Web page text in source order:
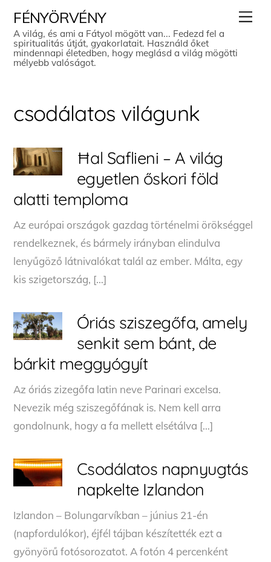
content
FÉNYÖRVÉNY
A világ, és ami a Fátyol mögött van... Fedezd fel a
spiritualitás útját, gyakorlatait. Használd őket
mindennapi életedben, hogy meglásd a világ mögötti
mélyebb valóságot.
csodálatos világunk
Ħal Saflieni – A világ
egyetlen őskori föld
alatti temploma
Az európai országok gazdag történelmi örökséggel
rendelkeznek, és bármely irányban elindulva
lenyűgöző látnivalókat talál az ember. Málta, egy
kis szigetország, […]
Óriás sziszegőfa, amely
senkit sem bánt, de
bárkit meggyógyít
Az óriás zizegőfa latin neve Parinari excelsa.
Nevezik még sziszegőfának is. Nem kell arra
gondolnunk, hogy a fa mellett elsétálva […]
Csodálatos napnyugtás
napkelte Izlandon
Izlandon – Bolungarvíkban – június 21-én
(napfordulókor), éjfél tájban készítették ezt a
gyönyörű fotósorozatot. A fotón 4 percenként